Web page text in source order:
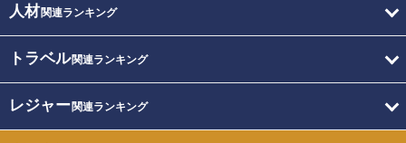
人材関連ランキング
トラベル関連ランキング
レジャー関連ランキング